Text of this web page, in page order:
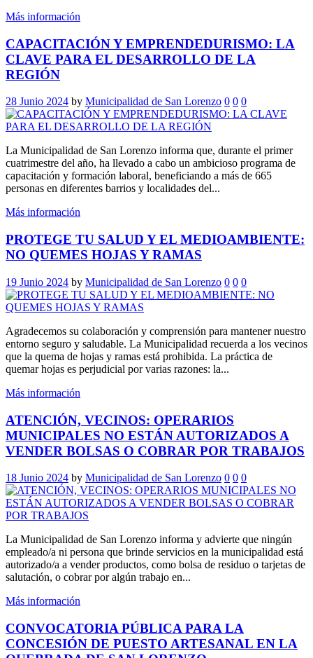
Más información
CAPACITACIÓN Y EMPRENDEDURISMO: LA
CLAVE PARA EL DESARROLLO DE LA
REGIÓN
28 Junio 2024 by Municipalidad de San Lorenzo 0 0 0
La Municipalidad de San Lorenzo informa que, durante el primer
cuatrimestre del año, ha llevado a cabo un ambicioso programa de
capacitación y formación laboral, beneficiando a más de 665
personas en diferentes barrios y localidades del...
Más información
PROTEGE TU SALUD Y EL MEDIOAMBIENTE:
NO QUEMES HOJAS Y RAMAS
19 Junio 2024 by Municipalidad de San Lorenzo 0 0 0
Agradecemos su colaboración y comprensión para mantener nuestro
entorno seguro y saludable. La Municipalidad recuerda a los vecinos
que la quema de hojas y ramas está prohibida. La práctica de
quemar hojas es perjudicial por varias razones: la...
Más información
ATENCIÓN, VECINOS: OPERARIOS
MUNICIPALES NO ESTÁN AUTORIZADOS A
VENDER BOLSAS O COBRAR POR TRABAJOS
18 Junio 2024 by Municipalidad de San Lorenzo 0 0 0
La Municipalidad de San Lorenzo informa y advierte que ningún
empleado/a ni persona que brinde servicios en la municipalidad está
autorizado/a a vender productos, como bolsa de residuo o tarjetas de
salutación, o cobrar por algún trabajo en...
Más información
CONVOCATORIA PÚBLICA PARA LA
CONCESIÓN DE PUESTO ARTESANAL EN LA